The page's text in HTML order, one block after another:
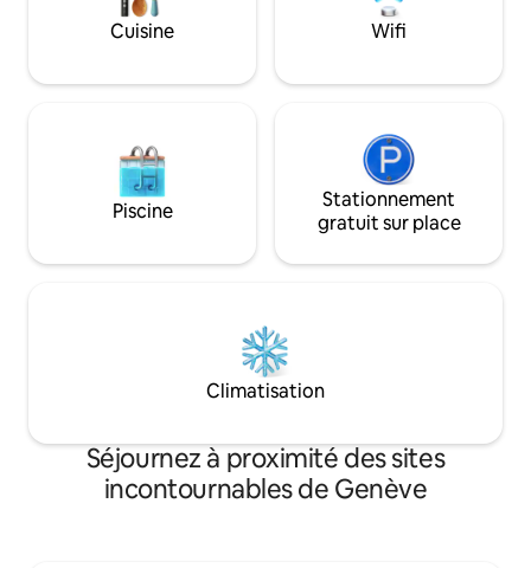
des transports
événements
Marathon.
Cuisine Wifi
Piscine
Stationnement
gratuit sur place
Climatisation
Séjournez à proximité des sites
incontournables de Genève